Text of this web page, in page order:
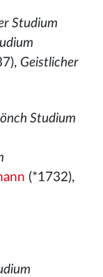
Studium
Geistlicher
Studium
(*1732),